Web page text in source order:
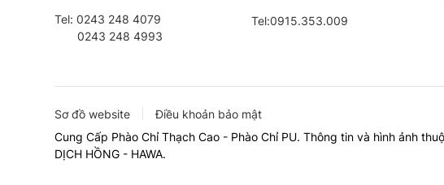
Tel: 0243 248 4079
0243 248 4993
Tel:0915.353.009
Sơ đồ website
Điều khoản bảo mật
Cung Cấp Phào Chỉ Thạch Cao - Phào Chỉ PU. Thông tin và hình ảnh
DỊCH HỒNG - HAWA.